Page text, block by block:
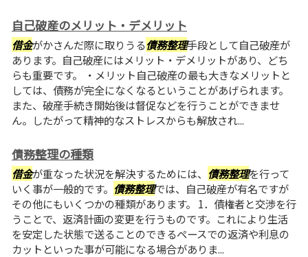
自己破産のメリット・デメリット
借金がかさんだ際に取りうる債務整理手段として自己破産が
あります。自己破産にはメリット・デメリットがあり、どち
らも重要です。 ・メリット自己破産の最も大きなメリットと
しては、債務が完全になくなるということがあげられます。
また、破産手続き開始後は督促などを行うことができませ
ん。したがって精神的なストレスからも解放され...
債務整理の種類
借金が重なった状況を解決するためには、 債務整理を行って
いく事が一般的です。 債務整理では、自己破産が有名ですが
その他にもいくつかの種類があります。 1．債権者と交渉を行
うことで、返済計画の変更を行うものです。これにより生活
を安定した状態で送ることのできるペースでの返済や利息の
カットといった事が可能になる場合がありま...